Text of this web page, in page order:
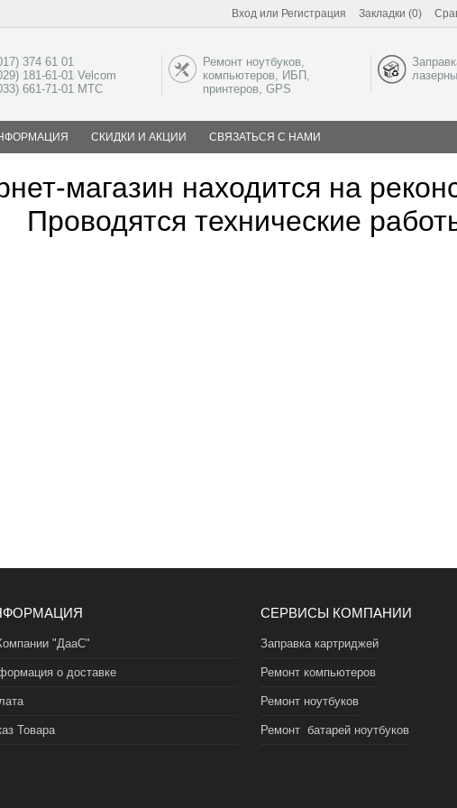
Вход или Регистрация Закладки (0)
374 61 01
181-61-01 Velcom
661-71-01 МТС
Ремонт ноутбуков,
компьютеров, ИБП,
принтеров, GPS
СКИДКИ И АКЦИИ СВЯЗАТЬСЯ С НАМИ
магазин находится на
Проводятся технические
"ДааС"
о доставке
Товара
СЕРВИСЫ КОМПАНИИ
Заправка картриджей
Ремонт компьютеров
Ремонт ноутбуков
Ремонт батарей ноутбуков